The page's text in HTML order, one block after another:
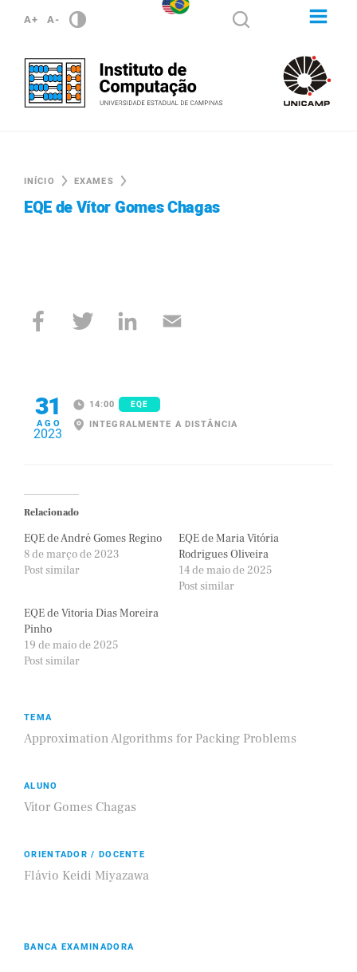
A+ A-
INÍCIO EXAMES
EQE de Vítor Gomes Chagas
31
AGO
2023
14:00 EQE
INTEGRALMENTE A DISTÂNCIA
Relacionado
EQE de André Gomes Regino
8 de março de 2023
Post similar
EQE de Maria Vitória
Rodrigues Oliveira
14 de maio de 2025
Post similar
EQE de Vitoria Dias Moreira
Pinho
19 de maio de 2025
Post similar
TEMA
Approximation Algorithms for Packing Problems
ALUNO
Vítor Gomes Chagas
ORIENTADOR / DOCENTE
Flávio Keidi Miyazawa
BANCA EXAMINADORA